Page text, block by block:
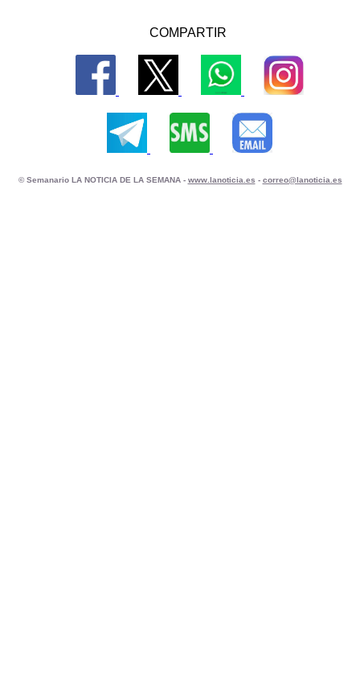
COMPARTIR
© Semanario LA NOTICIA DE LA SEMANA - www.lanoticia.es - correo@lanoticia.es